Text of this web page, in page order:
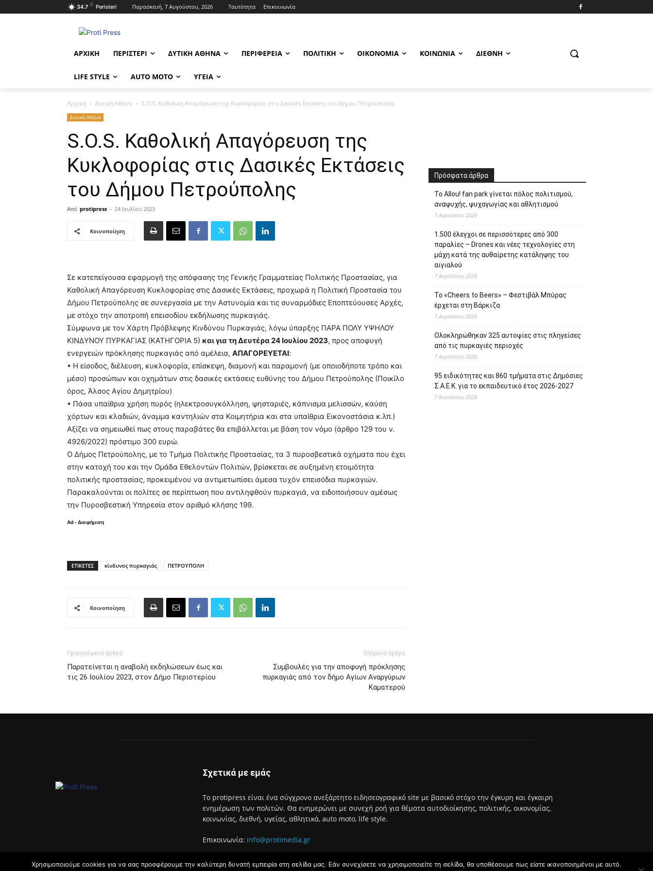
34.7 C Peristeri Παρασκευή, 7 Αυγούστου, 2026 Ταυτότητα Επικοινωνία
ΑΡΧΙΚΉ ΠΕΡΙΣΤΈΡΙ ΔΥΤΙΚΉ ΑΘΉΝΑ ΠΕΡΙΦΈΡΕΙΑ ΠΟΛΙΤΙΚΉ ΟΙΚΟΝΟΜΊΑ ΚΟΙΝΩΝΊΑ ΔΙΕΘΝΉ
LIFE STYLE AUTO MOTO ΥΓΕΊΑ
Αρχική Δυτική Αθήνα S.O.S. Καθολική Απαγόρευση της Κυκλοφορίας στις Δασικές Εκτάσεις του Δήμου Πετρούπολης
Δυτική Αθήνα
S.O.S. Καθολική Απαγόρευση της
Κυκλοφορίας στις Δασικές Εκτάσεις
του Δήμου Πετρούπολης
Από protipress - 24 Ιουλίου 2023
Κοινοποίηση
Σε κατεπείγουσα εφαρμογή της απόφασης της Γενικής Γραμματείας Πολιτικής Προστασίας, για
Καθολική Απαγόρευση Κυκλοφορίας στις Δασικές Εκτάσεις, προχωρά η Πολιτική Προστασία του
Δήμου Πετρούπολης σε συνεργασία με την Αστυνομία και τις συναρμόδιες Εποπτεύουσες Αρχές,
με στόχο την αποτροπή επεισοδίου εκδήλωσης πυρκαγιάς.
Σύμφωνα με τον Χάρτη Πρόβλεψης Κινδύνου Πυρκαγιάς, λόγω ύπαρξης ΠΑΡΑ ΠΟΛΥ ΥΨΗΛΟΥ
ΚΙΝΔΥΝΟΥ ΠΥΡΚΑΓΙΑΣ (ΚΑΤΗΓΟΡΙΑ 5) και για τη Δευτέρα 24 Ιουλίου 2023, προς αποφυγή
ενεργειών πρόκλησης πυρκαγιάς από αμέλεια, ΑΠΑΓΟΡΕΥΕΤΑΙ:
• Η είσοδος, διέλευση, κυκλοφορία, επίσκεψη, διαμονή και παραμονή (με οποιοδήποτε τρόπο και
μέσο) προσώπων και οχημάτων στις δασικές εκτάσεις ευθύνης του Δήμου Πετρούπολης (Ποικίλο
όρος, Άλσος Αγίου Δημητρίου)
• Πάσα υπαίθρια χρήση πυρός (ηλεκτροσυγκόλληση, ψησταριές, κάπνισμα μελισσών, καύση
χόρτων και κλαδιών, άναμμα καντηλιών στα Κοιμητήρια και στα υπαίθρια Εικονοστάσια κ.λπ.)
Αξίζει να σημειωθεί πως στους παραβάτες θα επιβάλλεται με βάση τον νόμο (άρθρο 129 του ν.
4926/2022) πρόστιμο 300 ευρώ.
Ο Δήμος Πετρούπολης, με το Τμήμα Πολιτικής Προστασίας, τα 3 πυροσβεστικά οχήματα που έχει
στην κατοχή του και την Ομάδα Εθελοντών Πολιτών, βρίσκεται σε αυξημένη ετοιμότητα
πολιτικής προστασίας, προκειμένου να αντιμετωπίσει άμεσα τυχόν επεισόδια πυρκαγιών.
Παρακαλούνται οι πολίτες σε περίπτωση που αντιληφθούν πυρκαγιά, να ειδοποιήσουν αμέσως
την Πυροσβεστική Υπηρεσία στον αριθμό κλήσης 199.
Ad - Διαφήμιση
ΕΤΙΚΈΤΕΣ κίνδυνος πυρκαγιάς ΠΕΤΡΟΥΠΟΛΗ
Κοινοποίηση
Προηγούμενο άρθρο
Παρατείνεται η αναβολή εκδηλώσεων έως και
τις 26 Ιουλίου 2023, στον Δήμο Περιστερίου
Επόμενο άρθρο
Συμβουλές για την αποφυγή πρόκλησης
πυρκαγιάς από τον δήμο Αγίων Αναργύρων
Καματερού
Πρόσφατα άρθρα
Το Allou! fan park γίνεται πόλος πολιτισμού,
αναψυχής, ψυχαγωγίας και αθλητισμού
7 Αυγούστου 2026
1.500 έλεγχοι σε περισσότερες από 300
παραλίες – Drones και νέες τεχνολογίες στη
μάχη κατά της αυθαίρετης κατάληψης του
αιγιαλού
7 Αυγούστου 2026
Το «Cheers to Beers» – Φεστιβάλ Μπύρας
έρχεται στη Βάρκιζα
7 Αυγούστου 2026
Ολοκληρώθηκαν 325 αυτοψίες στις πληγείσες
από τις πυρκαγιές περιοχές
7 Αυγούστου 2026
95 ειδικότητες και 860 τμήματα στις Δημόσιες
Σ.Α.Ε.Κ. για το εκπαιδευτικό έτος 2026-2027
7 Αυγούστου 2026
Σχετικά με εμάς
Το protipress είναι ένα σύγχρονο ανεξάρτητο ειδησεογραφικό site με βασικό στόχο την έγκυρη και έγκαιρη
ενημέρωση των πολιτών. Θα ενημερώνει με συνεχή ροή για θέματα αυτοδιοίκησης, πολιτικής, οικονομίας,
κοινωνίας, διεθνή, υγείας, αθλητικά, auto moto, life style.
Επικοινωνία: info@protimedia.gr
Χρησιμοποιούμε cookies για να σας προσφέρουμε την καλύτερη δυνατή εμπειρία στη σελίδα μας. Εάν συνεχίσετε να χρησιμοποιείτε τη σελίδα, θα υποθέσουμε πως είστε ικανοποιημένοι με αυτό.